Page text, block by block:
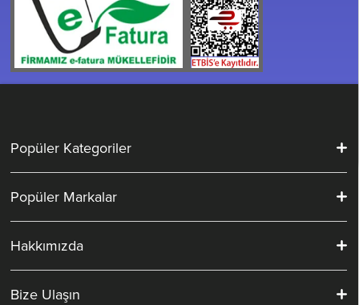
Popüler Kategoriler
Popüler Markalar
Hakkımızda
Bize Ulaşın